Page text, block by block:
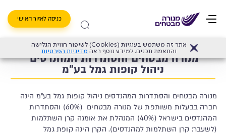
כניסה לאזור האישי
אתר זה משתמש בעוגיות (Cookies) לשיפור חווית הגלישה
והתאמת תכנים. למידע נוסף ראה מדיניות הפרטיות מנורה מבטחים והסתדרות המהנדסים
ניהול קופות גמל בע"מ
מנורה מבטחים והסתדרות המהנדסים ניהול קופות גמל בע"מ הינה
חברה בבעלות משותפת של מנורה מבטחים (60%) והסתדרות
המהנדסים בישראל (40%) המנהלת את אומגה קרן השתלמות
(לשעבר: קרן השתלמות למהנדסים). הקרן הינה קופת גמל